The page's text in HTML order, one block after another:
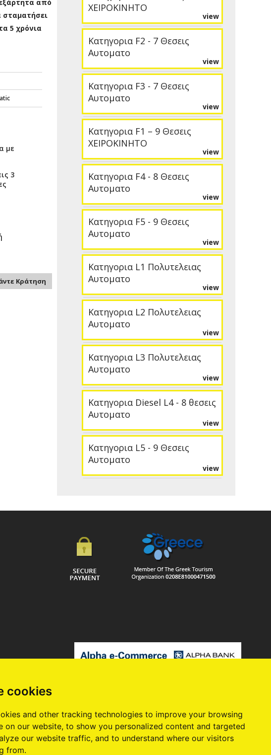
cookies
and other tracking technologies to improve your browsing
on our website, to show you personalized content and targeted
our website traffic, and to understand where our visitors
from.
από
σταματήσει
5 χρόνια
με
3
Κράτηση
ΧΕΙΡΟΚΙΝΗΤΟ
view
Κατηγορια F2 - 7 Θεσεις
Αυτοματο
view
Κατηγορια F3 - 7 Θεσεις
Αυτοματο
view
Κατηγορια F1 – 9 Θεσεις
ΧΕΙΡΟΚΙΝΗΤΟ
view
Κατηγορια F4 - 8 Θεσεις
Αυτοματο
view
Κατηγορια F5 - 9 Θεσεις
Αυτοματο
view
Κατηγορια L1 Πολυτελειας
Αυτοματο
view
Κατηγορια L2 Πολυτελειας
Αυτοματο
view
Κατηγορια L3 Πολυτελειας
Αυτοματο
view
Κατηγορια Diesel L4 - 8 θεσεις
Αυτοματο
view
Κατηγορια L5 - 9 Θεσεις
Αυτοματο
view